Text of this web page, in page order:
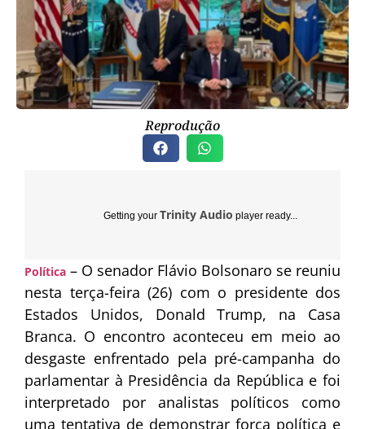
Reprodução
Getting your Trinity Audio player ready...
Política – O senador Flávio Bolsonaro se reuniu
nesta terça-feira (26) com o presidente dos
Estados Unidos, Donald Trump, na Casa
Branca. O encontro aconteceu em meio ao
desgaste enfrentado pela pré-campanha do
parlamentar à Presidência da República e foi
interpretado por analistas políticos como
uma tentativa de demonstrar força política e